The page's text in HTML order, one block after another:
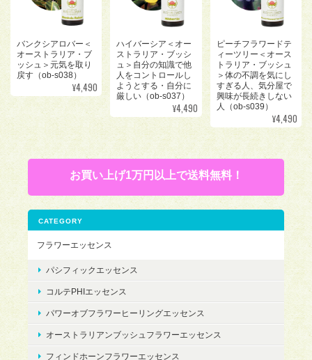
バンクシアロバー＜
オーストラリア・ブ
ッシュ＞元気を取り
戻す（ob-s038）
¥4,490
ハイバーシア＜オー
ストラリア・ブッシ
ュ＞自分の知識で他
人をコントロールし
ようとする・自分に
厳しい（ob-s037）
¥4,490
ピーチフラワードテ
ィーツリー＜オース
トラリア・ブッシュ
＞体の不調を気にし
すぎる人、気分屋で
興味が長続きしない
人（ob-s039）
¥4,490
お買い上げ1万円以上で送料無料！
CATEGORY
フラワーエッセンス
パシフィックエッセンス
コルテPHIエッセンス
パワーオブフラワーヒーリングエッセンス
オーストラリアンブッシュフラワーエッセンス
フィンドホーンフラワーエッセンス